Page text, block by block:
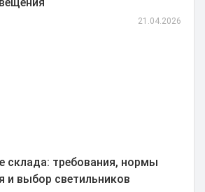
21.04.2026
склада: требования, нормы
и выбор светильников